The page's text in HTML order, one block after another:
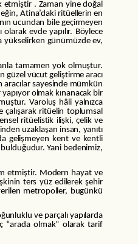
etmiştir . Zaman yine doğal
Atina’daki ritüellerin en
ucundan bile geçirmeyen
evde yapılır. Böylece
yükselirken günümüzde ev,
tamamen yok olmuştur.
güzel vücut geliştirme aracı
aracılar sayesinde mümkün
olmak kınanacak bir
Varoluş hâli yalnızca
ritüelin toplumsal
ritüelistik ilişki, çelik ve
uzaklaşan insan, yanıtı
gelişmeyen kent ve kentli
Yani bedenimiz,
etmiştir. Modern hayat ve
ters yüz edilerek şehir
metropoller, bugünkü
ve parçalı yapılarda
“arada olmak” olarak tarif